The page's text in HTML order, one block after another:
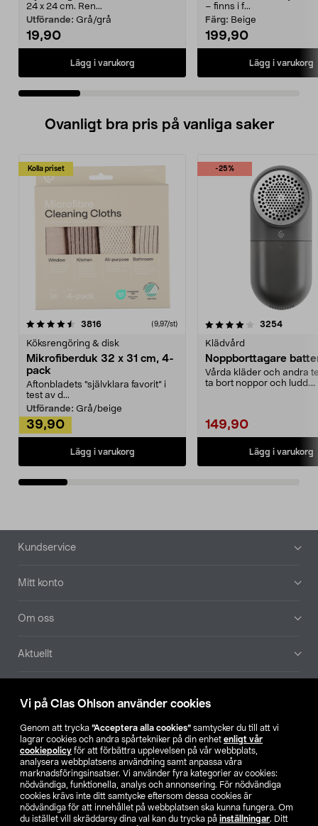
Vi på Clas Ohlson använder cookies
Genom att trycka ”Acceptera alla cookies” samtycker du till att vi
lagrar cookies och andra spårtekniker på din enhet enligt vår
cookiepolicy för att förbättra upplevelsen på vår webbplats,
analysera webbplatsens användning samt anpassa våra
marknadsföringsinsatser. Vi använder fyra kategorier av cookies:
nödvändiga, funktionella, analys och annonsering. För nödvändiga
cookies krävs inte ditt samtycke eftersom dessa cookies är
nödvändiga för att innehållet på webbplatsen ska kunna fungera. Om
du istället vill skräddarsy dina val kan du trycka på inställningar. Ditt
24 x 24 cm. Ren...
Utförande: Grå/grå
19,90
Lägg i varukorg
– finns i f...
Färg: Beige
199,90
Lägg i varukorg
Ovanligt bra pris på vanliga saker
Kolla priset
3816recensioner (9,97/st)
Köksrengöring & disk
Mikrofiberduk 32 x 31 cm, 4-
pack
Aftonbladets "självklara favorit” i
test av d...
Utförande: Grå/beige
39,90
Lägg i varukorg
-25%
4.0av 5 stjärnor 3254
Klädvård
Noppborttagare
Vårda kläder och andra
ta bort noppor och ludd.
149,90
Lägg i varukorg
4.5av 5 stjärnor
Sidfot
Kundservice
Mitt konto
Om oss
Aktuellt
Hitta butik
SE NO FI